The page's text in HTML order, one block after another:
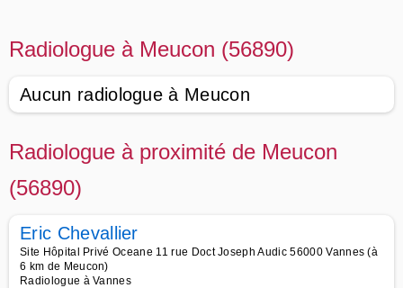
Radiologue à Meucon (56890)
Aucun radiologue à Meucon
Radiologue à proximité de Meucon
(56890)
Eric Chevallier
Site Hôpital Privé Oceane 11 rue Doct Joseph Audic 56000 Vannes (à
6 km de Meucon)
Radiologue à Vannes